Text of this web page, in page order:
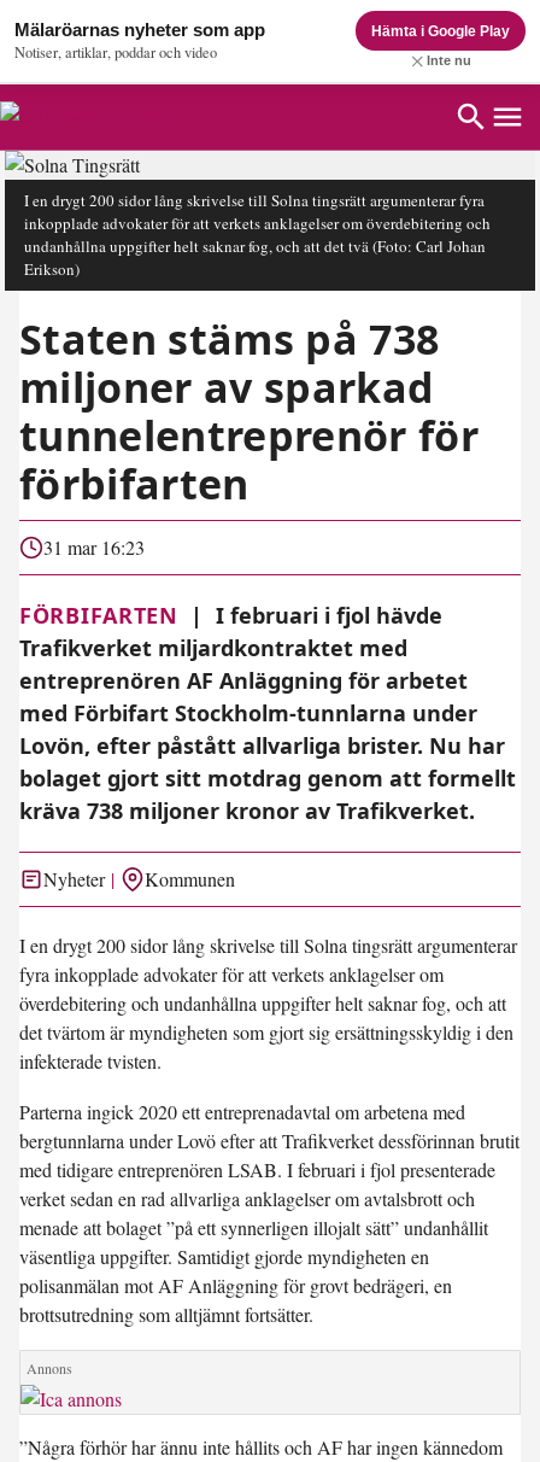
Mälaröarnas nyheter som app
Notiser, artiklar, poddar och video
Hämta i Google Play
Inte nu
I en drygt 200 sidor lång skrivelse till Solna tingsrätt argumenterar fyra
inkopplade advokater för att verkets anklagelser om överdebitering och
undanhållna uppgifter helt saknar fog, och att det tvä(Foto: Carl Johan
Erikson)
Staten stäms på 738
miljoner av sparkad
tunnelentreprenör för
förbifarten
31 mar 16:23
FÖRBIFARTEN |
I februari i fjol hävde
Trafikverket miljardkontraktet med
entreprenören AF Anläggning för arbetet
med Förbifart Stockholm-tunnlarna under
Lovön, efter påstått allvarliga brister. Nu har
bolaget gjort sitt motdrag genom att formellt
kräva 738 miljoner kronor av Trafikverket.
Nyheter Kommunen
I en drygt 200 sidor lång skrivelse till Solna tingsrätt argumenterar
fyra inkopplade advokater för att verkets anklagelser om
överdebitering och undanhållna uppgifter helt saknar fog, och att
det tvärtom är myndigheten som gjort sig ersättningsskyldig i den
infekterade tvisten.
Parterna ingick 2020 ett entreprenadavtal om arbetena med
bergtunnlarna under Lovö efter att Trafikverket dessförinnan brutit
med tidigare entreprenören LSAB. I februari i fjol presenterade
verket sedan en rad allvarliga anklagelser om avtalsbrott och
menade att bolaget ”på ett synnerligen illojalt sätt” undanhållit
väsentliga uppgifter. Samtidigt gjorde myndigheten en
polisanmälan mot AF Anläggning för grovt bedrägeri, en
brottsutredning som alltjämnt fortsätter.
”Några förhör har ännu inte hållits och AF har ingen kännedom